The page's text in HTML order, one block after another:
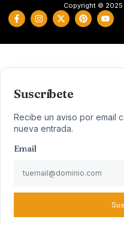
Copyright ©
Suscríbete
Recibe un aviso por email
nueva entrada.
Email